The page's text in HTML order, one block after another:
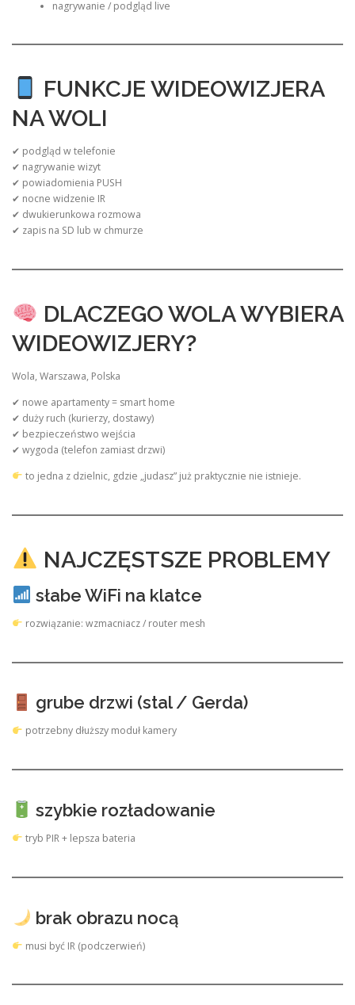
nagrywanie / podgląd live
FUNKCJE WIDEOWIZJERA
NA WOLI
✔ podgląd w telefonie
✔ nagrywanie wizyt
✔ powiadomienia PUSH
✔ nocne widzenie IR
✔ dwukierunkowa rozmowa
✔ zapis na SD lub w chmurze
DLACZEGO WOLA WYBIERA
WIDEOWIZJERY?
Wola, Warszawa, Polska
✔ nowe apartamenty = smart home
✔ duży ruch (kurierzy, dostawy)
✔ bezpieczeństwo wejścia
✔ wygoda (telefon zamiast drzwi)
to jedna z dzielnic, gdzie „judasz” już praktycznie nie istnieje.
NAJCZĘSTSZE PROBLEMY
słabe WiFi na klatce
rozwiązanie: wzmacniacz / router mesh
grube drzwi (stal / Gerda)
potrzebny dłuższy moduł kamery
szybkie rozładowanie
tryb PIR + lepsza bateria
brak obrazu nocą
musi być IR (podczerwień)